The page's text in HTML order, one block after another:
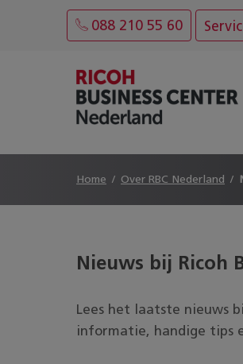
088 210 55 60
Home Over RBC Nederland
Nieuws bij Ricoh
Lees het laatste nieuws
informatie, handige tips